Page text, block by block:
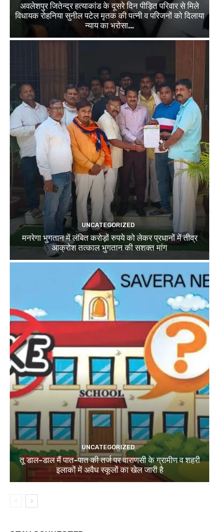
अवलेशपुर जितेन्द्र हत्याकांड के दूसरे दिन पीड़ित परिवार से मिले
विधायक रोहनिया सुनील पटेल मृतक की पत्नी व परिजनों को दिलाया
न्याय का भरोसा...
UNCATEGORIZED
मनरेगा भुगतान में लंबित करोड़ों रुपये को लेकर प्रधानों में तीव्र
आक्रोश तत्काल भुगतान की सशक्त मांग
UNCATEGORIZED
तू डाल-डाल मैं पात-पात की तर्ज पर वाराणसी के ग्रामीण व शहरी
इलाकों में अवैध स्कूलों का खेल जारी है